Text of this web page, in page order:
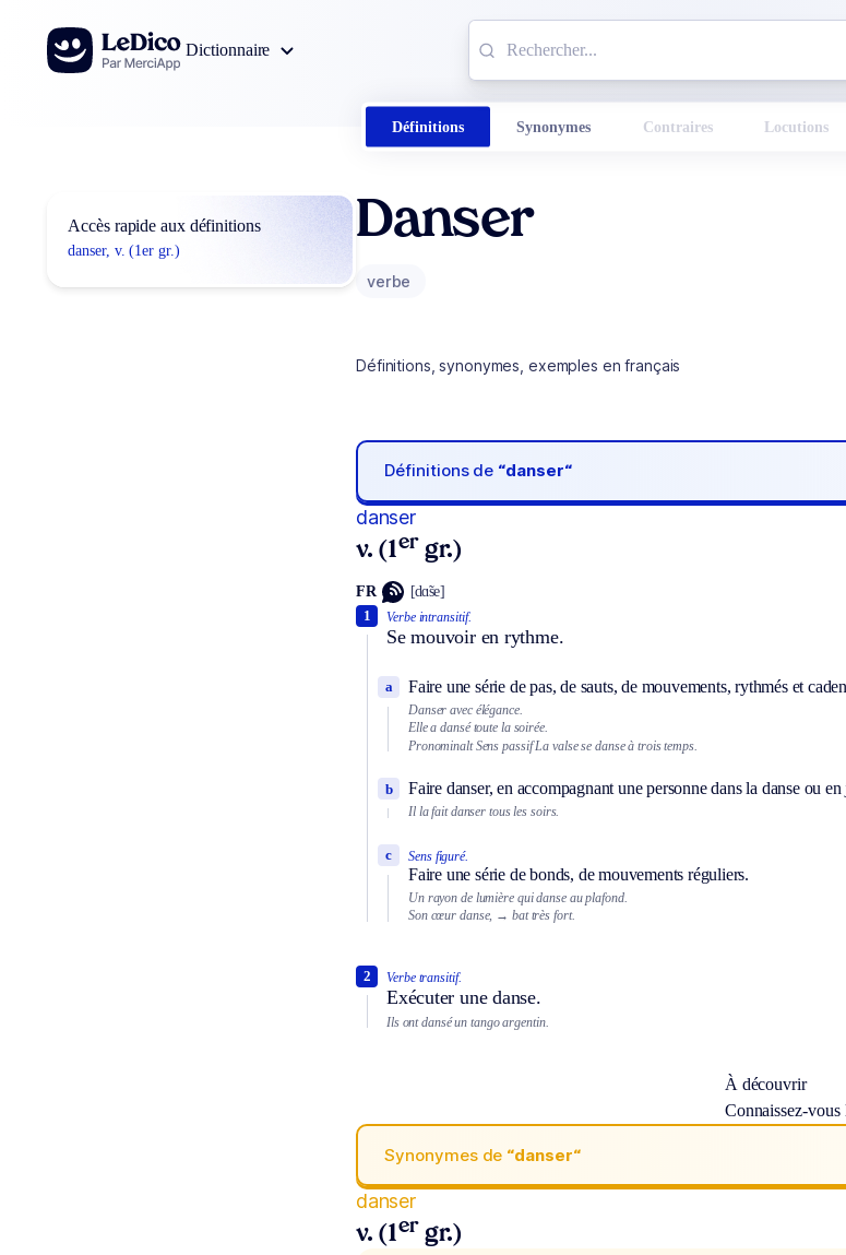
Aller au contenu
Dictionnaire
Définitions Synonymes Contraires Locutions
Accès rapide aux définitions
danser, v. (1er gr.)
Danser
verbe
Définitions, synonymes, exemples en français
Définitions de “danser“
danser
v. (1er gr.)
FR [dɑ̃se]
Verbe intransitif.
Se mouvoir en rythme.
1
Faire une série de pas, de sauts, de mouvements, rythmés et
a
Danser avec élégance.
Elle a dansé toute la soirée.
Pronominalt Sens passif La valse se danse à trois temps.
Faire danser, en accompagnant une personne dans la danse ou
b
Il la fait danser tous les soirs.
Sens figuré.
Faire une série de bonds, de mouvements réguliers.
c
Un rayon de lumière qui danse au plafond.
Son cœur danse, → bat très fort.
Verbe transitif.
Exécuter une danse.
2
Ils ont dansé un tango argentin.
À découvrir
Connaissez-
Synonymes de “danser“
danser
v. (1er gr.)